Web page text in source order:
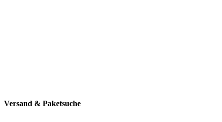
Versand & Paketsuche